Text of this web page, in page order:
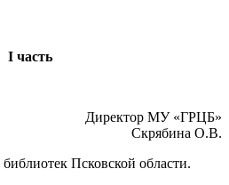
I часть
Директор МУ «ГРЦБ»
Скрябина О.В.
Псковской области.